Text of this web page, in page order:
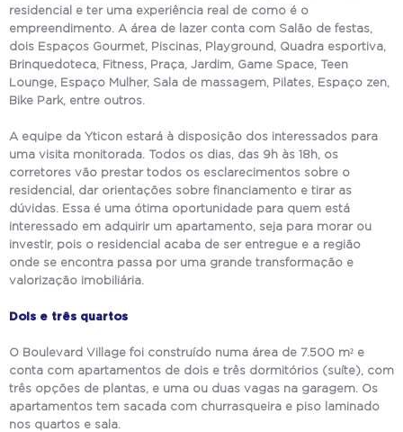
residencial e ter uma experiência real de como é o
empreendimento. A área de lazer conta com Salão de festas,
dois Espaços Gourmet, Piscinas, Playground, Quadra esportiva,
Brinquedoteca, Fitness, Praça, Jardim, Game Space, Teen
Lounge, Espaço Mulher, Sala de massagem, Pilates, Espaço zen,
Bike Park, entre outros.
A equipe da Yticon estará à disposição dos interessados para
uma visita monitorada. Todos os dias, das 9h às 18h, os
corretores vão prestar todos os esclarecimentos sobre o
residencial, dar orientações sobre financiamento e tirar as
dúvidas. Essa é uma ótima oportunidade para quem está
interessado em adquirir um apartamento, seja para morar ou
investir, pois o residencial acaba de ser entregue e a região
onde se encontra passa por uma grande transformação e
valorização imobiliária.
Dois e três quartos
O Boulevard Village foi construído numa área de 7.500 m² e
conta com apartamentos de dois e três dormitórios (suíte), com
três opções de plantas, e uma ou duas vagas na garagem. Os
apartamentos tem sacada com churrasqueira e piso laminado
nos quartos e sala.